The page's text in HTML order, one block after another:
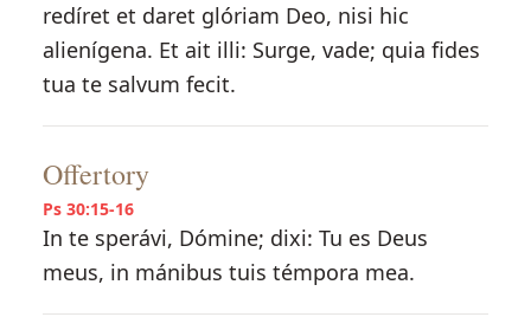
redíret et daret glóriam Deo, nisi hic
alienígena. Et ait illi: Surge, vade; quia fides
tua te salvum fecit.
Offertory
Ps 30:15-16
In te sperávi, Dómine; dixi: Tu es Deus
meus, in mánibus tuis témpora mea.